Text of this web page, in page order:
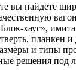
вы найдете
хаус»,
планкен
и типы
решения под